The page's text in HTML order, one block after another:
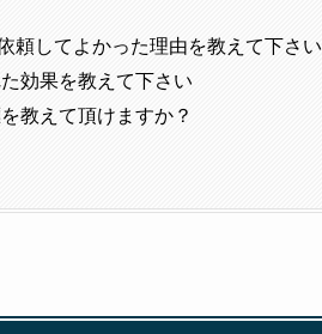
頼してよかった理由を教えて下さい
効果を教えて下さい
教えて頂けますか？